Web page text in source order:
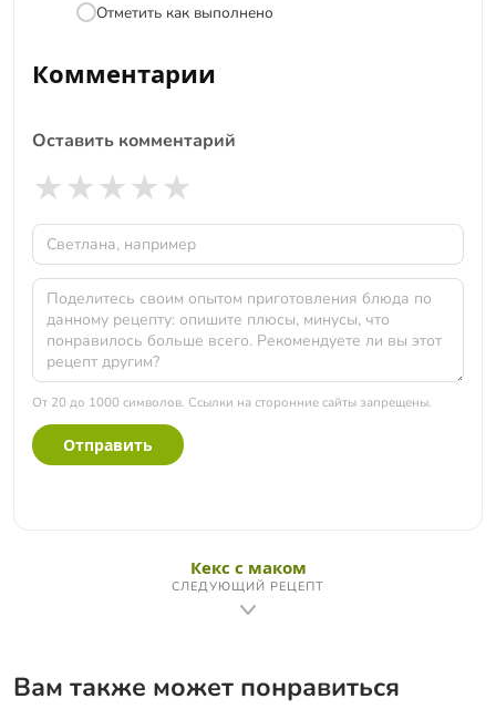
Отметить как выполнено
Комментарии
Оставить комментарий
★★★★★
От 20 до 1000 символов. Ссылки на сторонние сайты запрещены.
Отправить
Кекс с маком
СЛЕДУЮЩИЙ РЕЦЕПТ
Вам также может понравиться